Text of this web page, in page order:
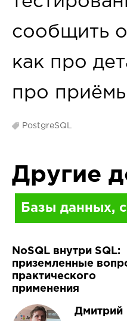
сообщить
как про
про
PostgreSQL
Другие
Базы данных,
NoSQL внутри SQL:
приземленные
практического
применения
Дмитрий